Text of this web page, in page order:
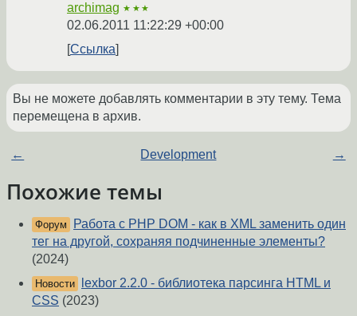
archimag ★★★
02.06.2011 11:22:29 +00:00
Ссылка
Вы не можете добавлять комментарии в эту тему. Тема
перемещена в архив.
← Development →
Похожие темы
Форум
Работа с PHP DOM - как в XML заменить один
тег на другой, сохраняя подчиненные элементы?
(2024)
Новости
lexbor 2.2.0 - библиотека парсинга HTML и
CSS (2023)